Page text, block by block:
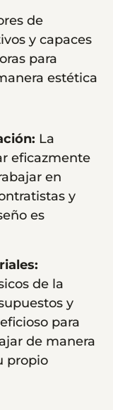
de
y capaces
para
estética
La
eficazmente
en
y
es
de la
y
para
de manera
propio